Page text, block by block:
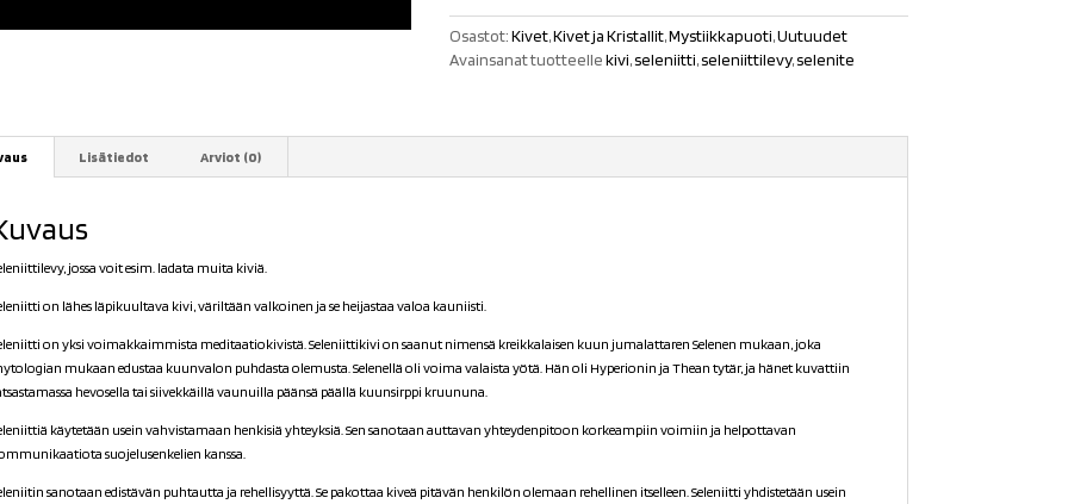
Osastot:Kivet,Kivet ja Kristallit,Mystiikkapuoti,Uutuudet
Avainsanat tuotteellekivi,seleniitti,seleniittilevy,selenite
Lisätiedot Arviot (0)
jossa voit esim. ladata muita kiviä.
on lähes läpikuultava kivi, väriltään valkoinen ja se heijastaa valoa kauniisti.
on yksi voimakkaimmista meditaatiokivistä. Seleniittikivi on saanut nimensä kreikkalaisen kuun jumalattaren Selenen mukaan, joka
mukaan edustaa kuunvalon puhdasta olemusta. Selenellä oli voima valaista yötä. Hän oli Hyperionin ja Thean tytär, ja hänet kuvattiin
hevosella tai siivekkäillä vaunuilla päänsä päällä kuunsirppi kruununa.
käytetään usein vahvistamaan henkisiä yhteyksiä. Sen sanotaan auttavan yhteydenpitoon korkeampiin voimiin ja helpottavan
suojelusenkelien kanssa.
sanotaan edistävän puhtautta ja rehellisyyttä. Se pakottaa kiveä pitävän henkilön olemaan rehellinen itselleen. Seleniitti yhdistetään usein